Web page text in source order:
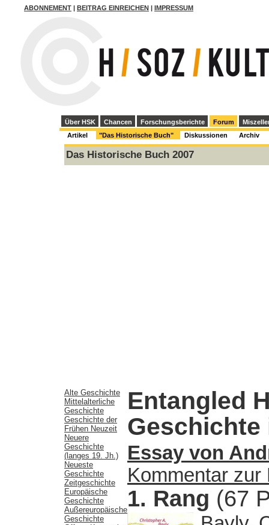
ABONNEMENT BEITRAG EINREICHEN IMPRESSUM
Über HSK Chancen Forschungsberichte Forum
Artikel
"Das Historische Buch" Diskussionen Archiv
Das Historische Buch 2007
Alte Geschichte
Mittelalterliche
Geschichte
Geschichte der
Frühen Neuzeit
Neuere
Geschichte
(langes 19. Jh.)
Neueste
Geschichte
Zeitgeschichte
Europäische
Geschichte
Außereuropäische
Geschichte
Entangled
Geschichte
Essay von
Kommentar
1. Rang (67